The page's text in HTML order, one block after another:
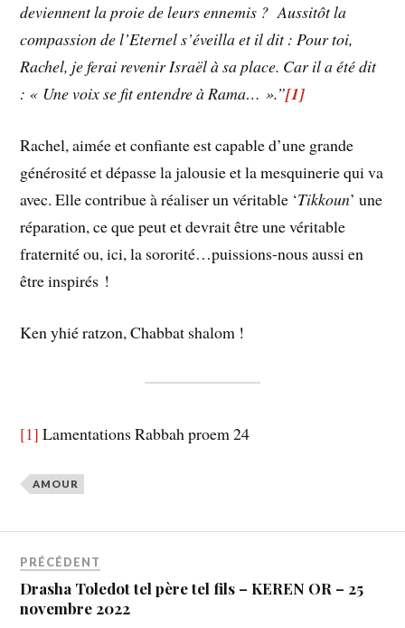
deviennent la proie de leurs ennemis ? Aussitôt la
compassion de l’Eternel s’éveilla et il dit : Pour toi,
Rachel, je ferai revenir Israël à sa place. Car il a été dit
: « Une voix se fit entendre à Rama… ».”[1]
Rachel, aimée et confiante est capable d’une grande
générosité et dépasse la jalousie et la mesquinerie qui va
avec. Elle contribue à réaliser un véritable ‘Tikkoun’ une
réparation, ce que peut et devrait être une véritable
fraternité ou, ici, la sororité…puissions-nous aussi en
être inspirés !
Ken yhié ratzon, Chabbat shalom !
[1] Lamentations Rabbah proem 24
AMOUR
PRÉCÉDENT
Drasha Toledot tel père tel fils – KEREN OR – 25
novembre 2022